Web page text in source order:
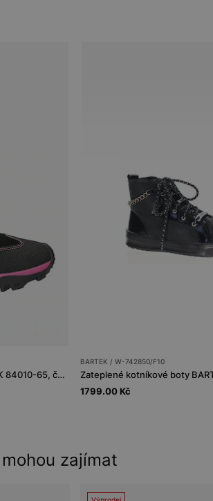
Zateplené kotníkové boty BARTEK 84010-65, černo-růžové
BARTEK / W-742850/F10
1799.00 Kč
zajímat